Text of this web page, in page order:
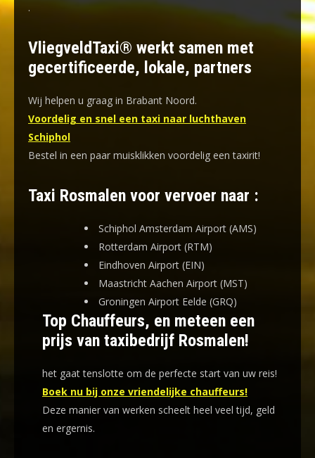
.
VliegveldTaxi® werkt samen met
gecertificeerde, lokale, partners
Wij helpen u graag in Brabant Noord.
Voordelig en snel een taxi naar luchthaven
Schiphol
Bestel in een paar muisklikken voordelig een taxirit!
Taxi Rosmalen voor vervoer naar :
Schiphol Amsterdam Airport (AMS)
Rotterdam Airport (RTM)
Eindhoven Airport (EIN)
Maastricht Aachen Airport (MST)
Groningen Airport Eelde (GRQ)
Top Chauffeurs, en meteen een
prijs van taxibedrijf Rosmalen!
het gaat tenslotte om de perfecte start van uw reis!
Boek nu bij onze vriendelijke chauffeurs!
Deze manier van werken scheelt heel veel tijd, geld
en ergernis.